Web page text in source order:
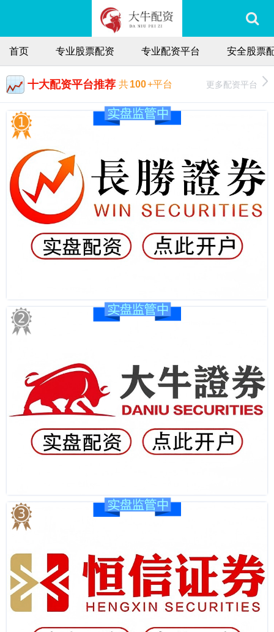
首页 专业股票配资 专业配资平台 安全股票
十大配资平台推荐 共100+平台 更多配资平台